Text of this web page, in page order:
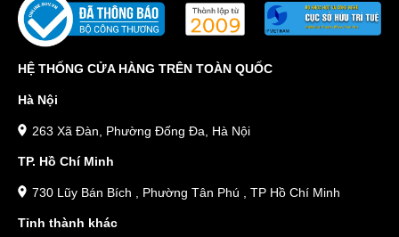
HỆ THỐNG CỬA HÀNG TRÊN TOÀN QUỐC
Hà Nội
263 Xã Đàn, Phường Đống Đa, Hà Nội
TP. Hồ Chí Minh
730 Lũy Bán Bích , Phường Tân Phú , TP Hồ Chí Minh
Tỉnh thành khác